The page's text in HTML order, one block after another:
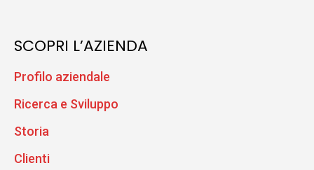
SCOPRI L’AZIENDA
Profilo aziendale
Ricerca e Sviluppo
Storia
Clienti